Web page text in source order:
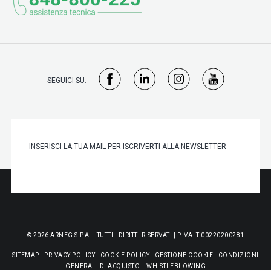
SEGUICI SU:
© 2026 ARNEG S.P.A. | TUTTI I DIRITTI RISERVATI | P.IVA IT 00220200281
SITEMAP - PRIVACY POLICY- COOKIE POLICY- GESTIONE COOKIE - CONDIZIONI
GENERALI DI ACQUISTO - WHISTLEBLOWING